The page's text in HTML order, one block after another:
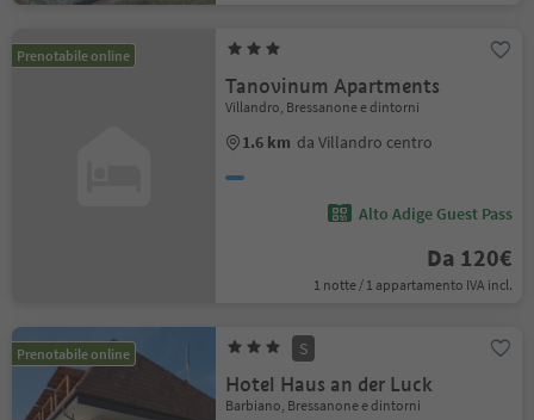
Prenotabile online
Tanovinum Apartments
Villandro, Bressanone e dintorni
1.6 km da Villandro centro
Alto Adige Guest Pass
Da 120€
1 notte / 1 appartamento IVA incl.
Prenotabile online S
Hotel Haus an der Luck
Barbiano, Bressanone e dintorni